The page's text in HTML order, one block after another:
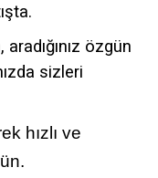
özgün
sizleri
hızlı ve